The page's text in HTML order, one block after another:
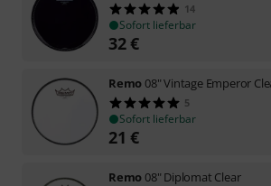
14
Sofort lieferbar
32€
Remo 08" Vintage Emperor
5
Sofort lieferbar
21 €
Remo 08" Diplomat Clear